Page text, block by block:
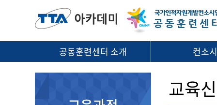
공동훈련센터 소개 컨소
교육